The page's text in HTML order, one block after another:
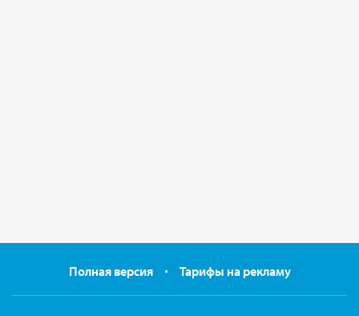
Полная версия Тарифы на рекламу